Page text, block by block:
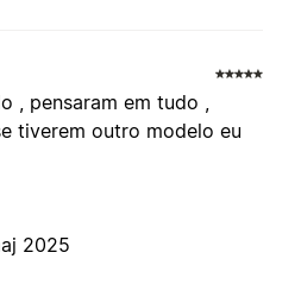
, pensaram em tudo ,
tiverem outro modelo eu
2025